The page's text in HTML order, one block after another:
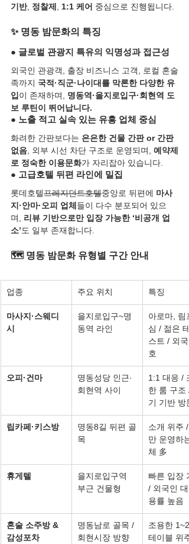
기반, 정찰제 , 1:1 케어 중심으로 진행됩니다.
✨ 명동 밤문화의 특징
● 글로벌 관광지 특유의 익명성과 접근성
외국인 관광객, 출장 비즈니스 고객, 로컬 혼술
족까지 국적·직군·나이대를 막론한 다양한 유
입 이 존재하며, 명동역·을지로입구·회현역 도
보 루틴이 뛰어납니다.
● 노출 적고 실속 있는 유흥 업체 중심
화려한 간판보다는 은은한 건물 간판 or 간판
없음, 외부 시선 차단 구조로 운영되며, 예약제
로 정숙한 이용문화가 자리잡아 있습니다.
● 고급호텔 뒤편 라인에 밀집
롯데호텔프레지던트호텔중앙로 뒤편에 마사
지·안마·오피 업체 들이 다수 분포되어 있으
며, 리뷰 기반으로만 입장 가능한 ‘비공개 업
소’도 일부 존재합니다.
🗺️ 명동 밤문화 유형별 구간 안내
업종 주요 위치 특징
마사지·스웨디
시
을지로입구~명
동역 라인
아로마, 림
심 / 젊은
스트 / 외국
호
오피·건마
명동성당 인근·
회현역 사이
1:1 대응 /
한 룸 구조 /
기 기반 방문
립카페·키스방
명동8길 뒤편 골
목
소개 위주 /
만 운영하
체 多
휴게텔
을지로입구역
부근 건물형
빠른 입장
/ 외국인 대
용률 높음
혼술 소주방 &
감성포차
명동남로 골목 /
회현시장 방향
조용한
테이블 위